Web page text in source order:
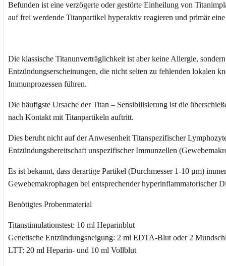
Befunden ist eine verzögerte oder gestörte Einheilung von
auf frei werdende Titanpartikel hyperaktiv reagieren und primär
Die klassische Titanunverträglichkeit ist aber keine Allergie,
Entzündungserscheinungen, die nicht selten zu fehlenden lokalen
Immunprozessen führen.
Die häufigste Ursache der Titan – Sensibilisierung ist die
nach Kontakt mit Titanpartikeln auftritt.
Dies beruht nicht auf der Anwesenheit Titanspezifischer
Entzündungsbereitschaft unspezifischer Immunzellen
Es ist bekannt, dass derartige Partikel (Durchmesser 1-10 μm)
Gewebemakrophagen bei entsprechender hyperinflammatorischer
Benötigtes Probenmaterial
Titanstimulationstest: 10 ml Heparinblut
Genetische Entzündungsneigung: 2 ml EDTA-Blut oder 2
LTT: 20 ml Heparin- und 10 ml Vollblut